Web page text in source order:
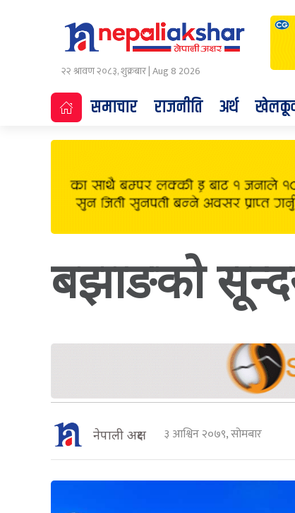
२२ श्रावण २०८३, शुक्रबार | Aug 8 2026
समाचार राजनीति अर्थ
बझाङको
नेपाली अक्षर ३ आश्विन २०७९, सोमबार